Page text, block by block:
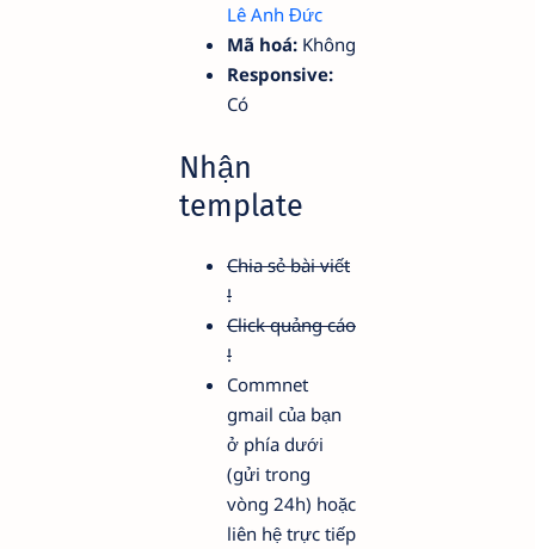
Lê Anh Đức
Mã hoá: Không
Responsive:
Có
Nhận
template
Chia sẻ bài viết
!
Click quảng cáo
!
Commnet
gmail của bạn
ở phía dưới
(gửi trong
vòng 24h) hoặc
liên hệ trực tiếp